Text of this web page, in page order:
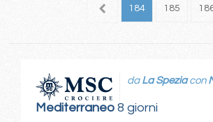
183 184 185
Mediterraneo8 giorni
da La Speziacon